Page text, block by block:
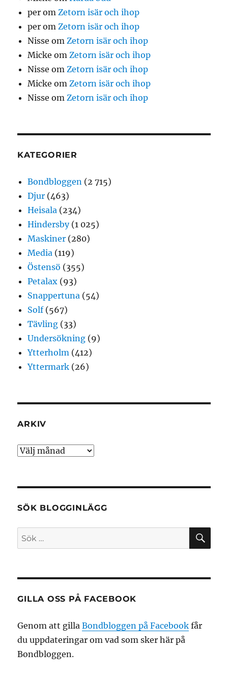
per omZetorn isär och ihop
per omZetorn isär och ihop
Nisse omZetorn isär och ihop
Micke omZetorn isär och ihop
Nisse omZetorn isär och ihop
Micke omZetorn isär och ihop
Nisse omZetorn isär och ihop
KATEGORIER
Bondbloggen (2 715)
Djur (463)
Heisala (234)
Hindersby(1 025)
Maskiner (280)
Media (119)
Östensö (355)
Petalax (93)
Snappertuna (54)
Solf(567)
Tävling (33)
Undersökning (9)
Ytterholm (412)
Yttermark (26)
ARKIV
Arkiv
SÖK BLOGGINLÄGG
Sök
efter:
GILLA OSS PÅ FACEBOOK
Genom att gillaBondbloggen på Facebook får
du uppdateringar om vad som sker här på
Bondbloggen.